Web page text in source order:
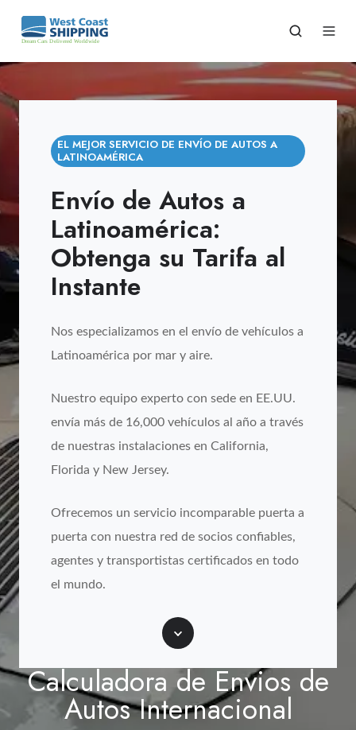
EL MEJOR SERVICIO DE ENVÍO DE AUTOS A
LATINOAMÉRICA
Envío de Autos a
Latinoamérica:
Obtenga su Tarifa al
Instante
Nos especializamos en el envío de vehículos a
Latinoamérica por mar y aire.
Nuestro equipo experto con sede en EE.UU.
envía más de 16,000 vehículos al año a través
de nuestras instalaciones en California,
Florida y New Jersey.
Ofrecemos un servicio incomparable puerta a
puerta con nuestra red de socios confiables,
agentes y transportistas certificados en todo
el mundo.
Scroll
Calculadora de Envios de
Autos Internacional